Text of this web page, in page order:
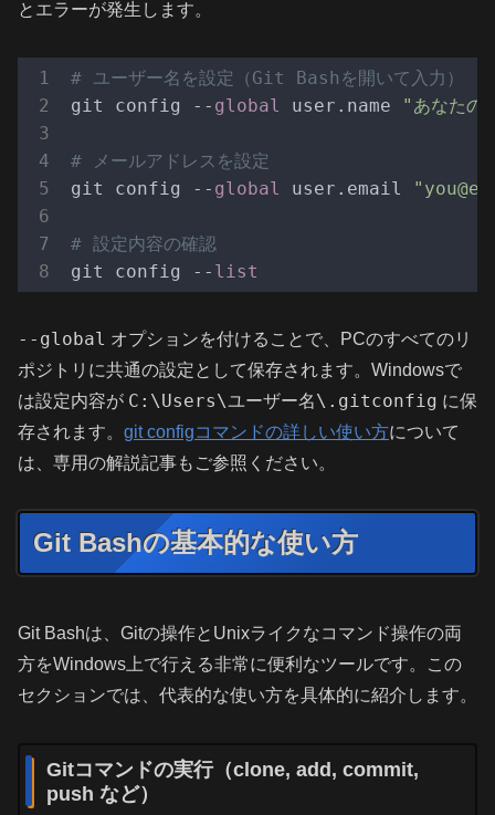
とエラーが発生します。
# ユーザー名を設定（Git Bashを開いて入力）
git config -- global user.name "あなたの
# メールアドレスを設定
git config -- global user.email
# 設定内容の確認
git config -- list
--global オプションを付けることで、PCのすべてのリ
ポジトリに共通の設定として保存されます。Windowsで
は設定内容が C:\Users\ユーザー名\.gitconfig に保
存されます。 git configコマンドの詳しい使い方について
は、専用の解説記事もご参照ください。
Git Bashの基本的な使い方
Git Bashは、Gitの操作とUnixライクなコマンド操作の両
方をWindows上で行える非常に便利なツールです。この
セクションでは、代表的な使い方を具体的に紹介します。
Gitコマンドの実行（clone, add, commit,
push など）